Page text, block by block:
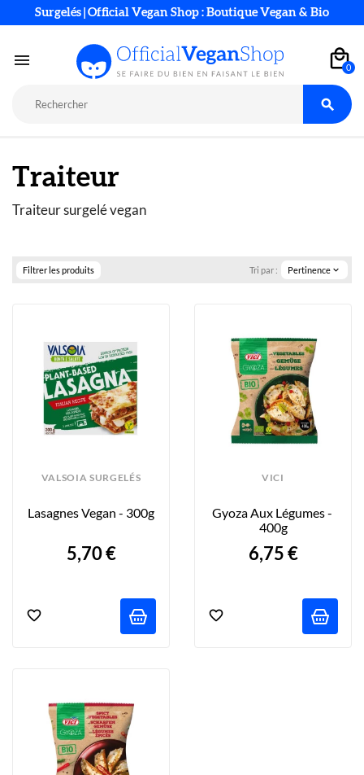
Surgelés | Official Vegan Shop : Boutique Vegan & Bio
 0

Traiteur
Traiteur surgelé vegan
Filtrer les produits Tri par : Pertinence expand_more
VALSOIA SURGELÉS
Lasagnes Vegan - 300g
5,70 €
VICI
Gyoza Aux Légumes -
400g
6,75 €